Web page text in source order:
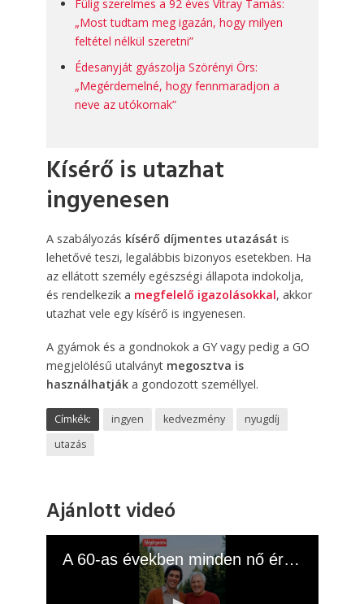
Fülig szerelmes a 92 éves Vitray Tamás:
„Most tudtam meg igazán, hogy milyen
feltétel nélkül szeretni”
Édesanyját gyászolja Szörényi Örs:
„Megérdemelné, hogy fennmaradjon a
neve az utókornak”
Kísérő is utazhat
ingyenesen
A szabályozás kísérő díjmentes utazását is
lehetővé teszi, legalábbis bizonyos esetekben. Ha
az ellátott személy egészségi állapota indokolja,
és rendelkezik a megfelelő igazolásokkal, akkor
utazhat vele egy kísérő is ingyenesen.
A gyámok és a gondnokok a GY vagy pedig a GO
megjelölésű utalványt megosztva is
használhatjáka gondozott személlyel.
Címkék: ingyen kedvezmény
nyugdíj
utazás
Ajánlott videó
A 60-as években minden nő értük rajongott